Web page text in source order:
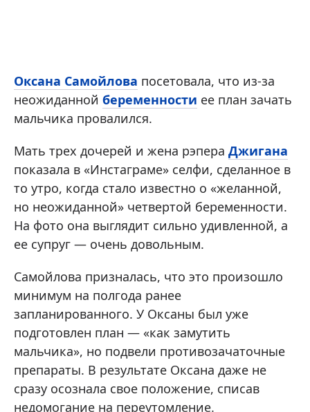
Оксана Самойлова посетовала, что из-за
неожиданной беременности ее план зачать
мальчика провалился.
Мать трех дочерей и жена рэпера Джигана
показала в «Инстаграме» селфи, сделанное в
то утро, когда стало известно о «желанной,
но неожиданной» четвертой беременности.
На фото она выглядит сильно удивленной, а
ее супруг — очень довольным.
Самойлова призналась, что это произошло
минимум на полгода ранее
запланированного. У Оксаны был уже
подготовлен план — «как замутить
мальчика», но подвели противозачаточные
препараты. В результате Оксана даже не
сразу осознала свое положение, списав
недомогание на переутомление.